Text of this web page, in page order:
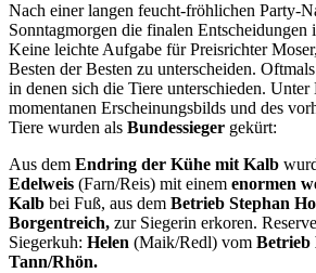
Nach einer langen feucht-fröhlichen Party-
Sonntagmorgen die finalen Entscheidungen
Keine leichte Aufgabe für Preisrichter
Besten der Besten zu unterscheiden.
in denen sich die Tiere unterschieden.
momentanen Erscheinungsbilds und des
Tiere wurden als Bundessieger gekürt:
Aus dem Endring der Kühe mit Kalb
Edelweis (Farn/Reis) mit einem enormen
Kalb bei Fuß, aus dem Betrieb Stephan
Borgentreich, zur Siegerin erkoren.
Siegerkuh: Helen (Maik/Redl) vom Betrieb
Tann/Rhön.